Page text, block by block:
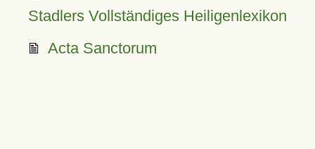
Stadlers Vollständiges Heiligenlexikon
Acta Sanctorum